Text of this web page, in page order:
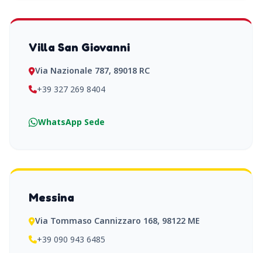
Villa San Giovanni
Via Nazionale 787, 89018 RC
+39 327 269 8404
WhatsApp Sede
Messina
Via Tommaso Cannizzaro 168, 98122 ME
+39 090 943 6485